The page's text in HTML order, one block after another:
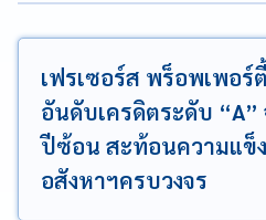
เฟรเซอร์ส พร็อพเพอร์
อันดับเครดิตระดับ “A”
ปีซ้อน สะท้อนความแข็
อสังหาฯครบวงจร